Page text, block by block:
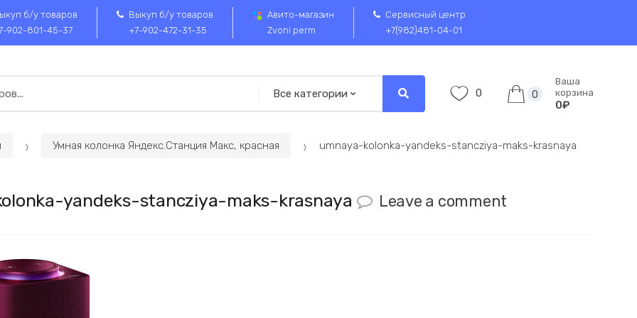
б/у товаров
902-801-45-37
Выкуп б/у товаров
+7-902-472-31-35
Авито-магазин
Zvoni perm
Сервисный центр
+7(982)481-04-01
0 0
Ваша
корзина
0₽
Умная колонка Яндекс.Станция Макс, красная umnaya-kolonka-yandeks-stancziya-maks-krasnaya
yandeks-stancziya-maks-krasnaya Leave a comment